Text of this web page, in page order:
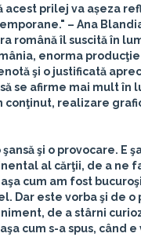
acest prilej va așeza
– Ana
română îl suscită în
enorma
şi o justificată
se afirme mai mult în
realizare
şi o provocare. E
al cărţii, de a ne
cum am fost
Dar este vorba şi de o
de a stârni
cum s-a spus, când